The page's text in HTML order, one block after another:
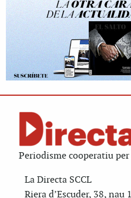
Periodisme cooperatiu
La Directa SCCL
Riera d’Escuder, 38, nau